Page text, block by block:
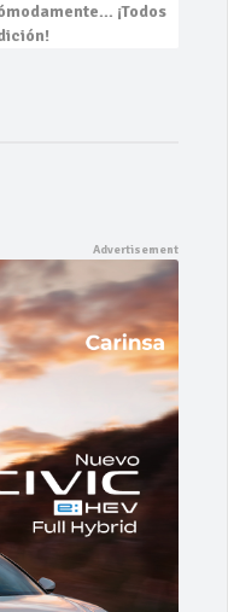
¡Todos